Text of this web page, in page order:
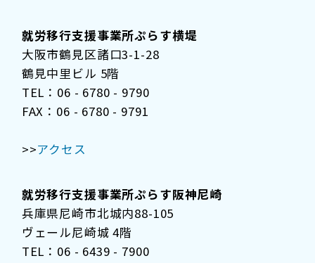
就労移行支援事業所ぷらす横堤
大阪市鶴見区諸口3-1-28
鶴見中里ビル 5階
TEL：06 - 6780 - 9790
FAX：06 - 6780 - 9791
>>アクセス
就労移行支援事業所ぷらす阪神尼崎
兵庫県尼崎市北城内88-105
ヴェール尼崎城 4階
TEL：06 - 6439 - 7900